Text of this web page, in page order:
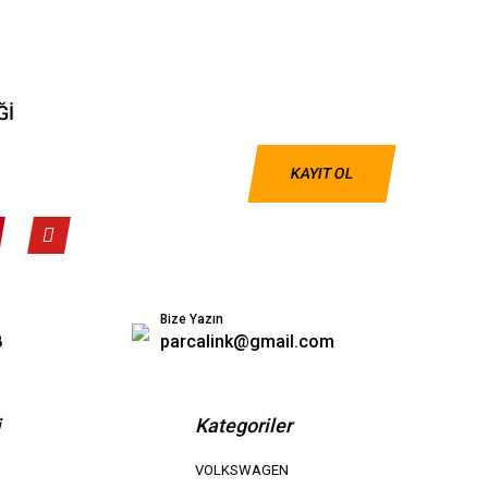
KAYIT OL
Bize Yazın
parcalink@gmail.com
Kategoriler
VOLKSWAGEN